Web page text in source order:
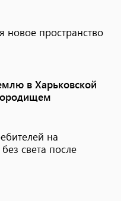
новое пространство
в Харьковской
на
света после